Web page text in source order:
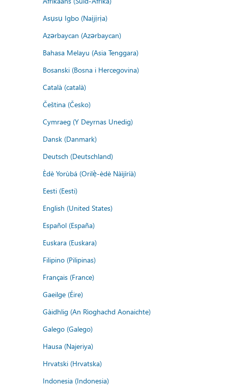
Asụsụ Igbo (Naịjịrịa)
Azərbaycan (Azərbaycan)
Bahasa Melayu (Asia Tenggara)
Bosanski (Bosna i Hercegovina)
Català (català)
Čeština (Česko)
Cymraeg (Y Deyrnas Unedig)
Dansk (Danmark)
Deutsch (Deutschland)
Èdè Yorùbá (Orilẹ̀-èdè Nàìjíríà)
Eesti (Eesti)
English (United States)
Español (España)
Euskara (Euskara)
Filipino (Pilipinas)
Français (France)
Gaeilge (Éire)
Gàidhlig (An Rìoghachd Aonaichte)
Galego (Galego)
Hausa (Najeriya)
Hrvatski (Hrvatska)
Indonesia (Indonesia)